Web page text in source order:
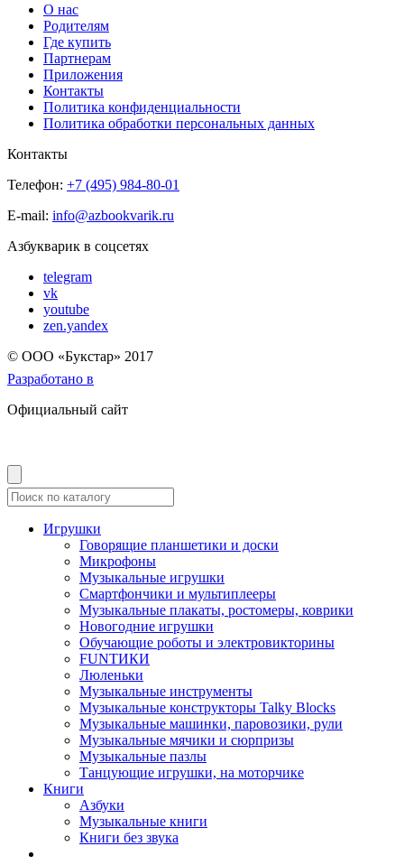
О нас
Родителям
Где купить
Партнерам
Приложения
Контакты
Политика конфиденциальности
Политика обработки персональных данных
Контакты
Телефон: +7 (495) 984-80-01
E-mail: info@azbookvarik.ru
Азбукварик в соцсетях
telegram
vk
youtube
zen.yandex
© OOO «Букстар» 2017
Разработано в
Официальный сайт
Игрушки
Говорящие планшетики и доски
Микрофоны
Музыкальные игрушки
Смартфончики и мультиплееры
Музыкальные плакаты, ростомеры, коврики
Новогодние игрушки
Обучающие роботы и электровикторины
FUNТИКИ
Люленьки
Музыкальные инструменты
Музыкальные конструкторы Talky Blocks
Музыкальные машинки, паровозики, рули
Музыкальные мячики и сюрпризы
Музыкальные пазлы
Танцующие игрушки, на моторчике
Книги
Азбуки
Музыкальные книги
Книги без звука